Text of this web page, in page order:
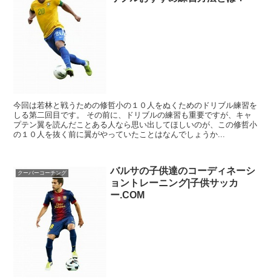
今回は若林と戦うための修哲小の１０人をぬくためのドリブル練習を
しる第二回目です。 その前に、ドリブルの練習も重要ですが、キャ
プテン翼を読んだことある人なら思い出してほしいのが、この修哲小
の１０人を抜く前に翼がやっていたことはなんでしょうか...
クーバーコーチング
バルサの子供達のコーディネーシ
ョントレーニング|子供サッカ
ー.COM